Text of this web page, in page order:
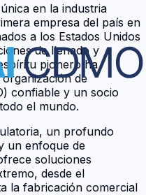
en la industria
empresa del país en
a los Estados Unidos
de llenado y
pionero ha
de
confiable y un socio
el mundo.
un profundo
un enfoque de
soluciones
desde el
la fabricación comercial